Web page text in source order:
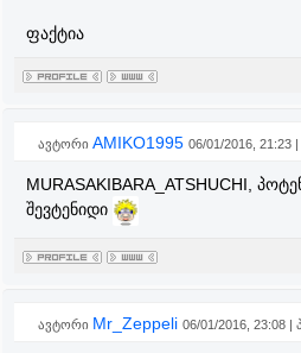
ფაქტია
ავტორი AMIKO1995 06/01/2016, 21:23
MURASAKIBARA_ATSHUCHI,
შევტენიდი
ავტორი Mr_Zeppeli 06/01/2016, 23:08 |